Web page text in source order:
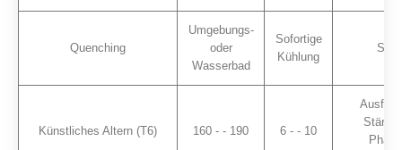
Quenching
Umgebungs-
oder
Wasserbad
Sofortige
Kühlung
Künstliches Altern (T6) 160 - - 190 6 - - 10